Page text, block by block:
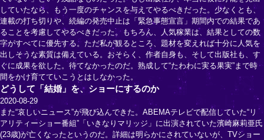
していたなら、もう一度のチャンスを与えてやるべきだった。少なくとも、
連載の打ち切りや、続編の発売中止は「緊急事態宣言」期間内での結果であ
ることを考慮してやるべきだった。もちろん、人気稼業は、結果としての数
字がすべてに優先する。ただ私が観るところ、題材を変えれば十分に人気を
出しそうな素質は備えている。おそらく、作者自身も、そして出版社も、す
ぐに成果を欲した。待てなかったのだ。熟成して“たわわに実る果実”まで時
間をかけ育てていこうとはしなかった。
どうして「結婚」を、ショーにするのか
2020-08-29
また“哀しいニュース”が飛び込んできた。ABEMAテレビで配信していた“リ
アリティーショー番組”「いきなりマリッジ」に出演されていた濱崎麻莉亜氏
(23歳)が亡くなったというのだ。詳細は明らかにされていないが、TVショー